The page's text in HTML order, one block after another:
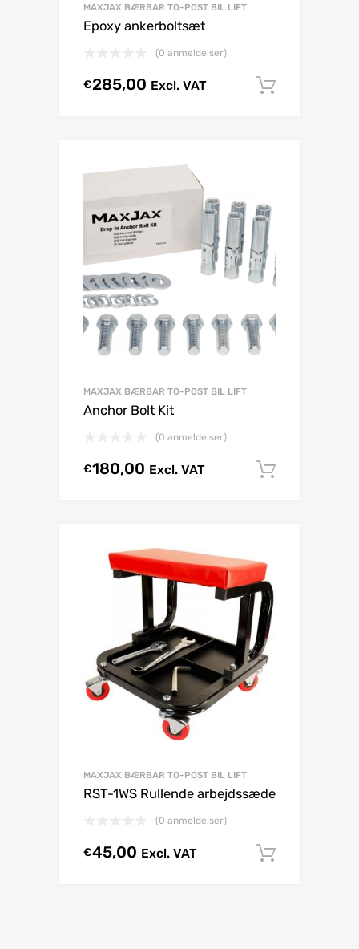
MAXJAX BÆRBAR TO-POST BIL LIFT
Epoxy ankerboltsæt
(0 anmeldelser)
€285,00 Excl. VAT
MAXJAX BÆRBAR TO-POST BIL LIFT
Anchor Bolt Kit
(0 anmeldelser)
€180,00 Excl. VAT
MAXJAX BÆRBAR TO-POST BIL LIFT
RST-1WS Rullende arbejdssæde
(0 anmeldelser)
€45,00 Excl. VAT